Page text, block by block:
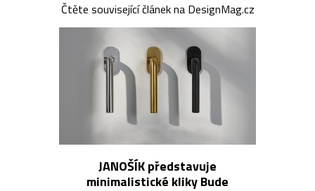
Čtěte související článek na DesignMag.cz
JANOŠÍK představuje
minimalistické kliky Bude